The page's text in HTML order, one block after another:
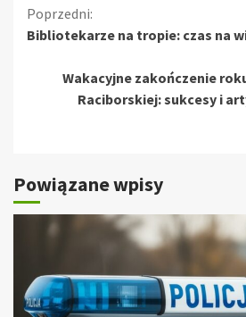
Kontynuuj
Poprzedni:
Bibliotekarze na tropie: czas na
Wakacyjne zakończenie
Raciborskiej: sukcesy i
Powiązane wpisy